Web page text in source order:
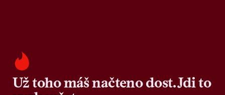
Už toho máš načteno dost. Jdi to